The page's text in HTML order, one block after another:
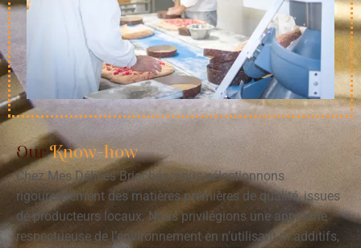
OurKnow-how
Chez Mes Délices Briochés, nous sélectionnons
rigoureusement des matières premières de qualité, issues
de producteurs locaux. Nous privilégions une approche
respectueuse de l’environnement en n’utilisant ni additifs,